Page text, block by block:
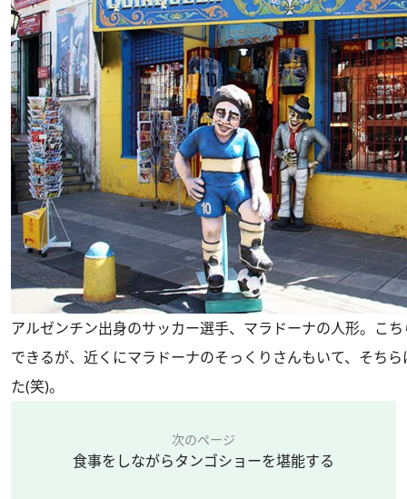
アルゼンチン出身のサッカー選手、マラドーナの人形。こ
できるが、近くにマラドーナのそっくりさんもいて、そち
た(笑)。
次のページ
食事をしながらタンゴショーを堪能する